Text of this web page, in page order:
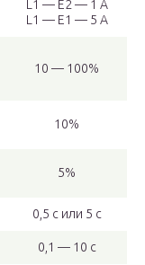
L1 — E2 — 1 A
L1 — E1 — 5 A
10 — 100%
10%
5%
0,5 с или 5 с
0,1 — 10 с